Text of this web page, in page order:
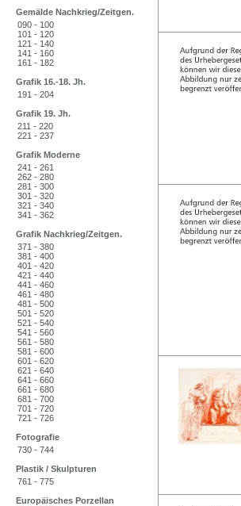
Gemälde Nachkrieg/Zeitgen.
090 - 100
101 - 120
121 - 140
141 - 160
161 - 182
Grafik 16.-18. Jh.
191 - 204
Grafik 19. Jh.
211 - 220
221 - 237
Grafik Moderne
241 - 261
262 - 280
281 - 300
301 - 320
321 - 340
341 - 362
Grafik Nachkrieg/Zeitgen.
371 - 380
381 - 400
401 - 420
421 - 440
441 - 460
461 - 480
481 - 500
501 - 520
521 - 540
541 - 560
561 - 580
581 - 600
601 - 620
621 - 640
641 - 660
661 - 680
681 - 700
701 - 720
721 - 726
Fotografie
730 - 744
Plastik / Skulpturen
761 - 775
Europäisches Porzellan